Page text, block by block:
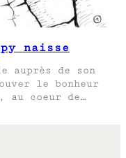
naisse
auprès de son
le bonheur
coeur de…